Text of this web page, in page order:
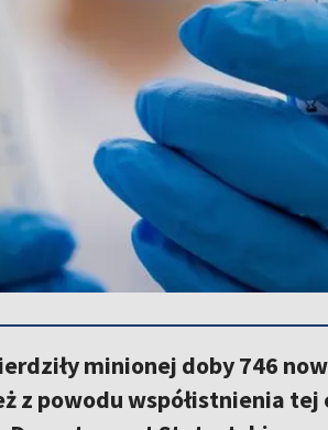
minionej doby 746
z powodu współistnienia